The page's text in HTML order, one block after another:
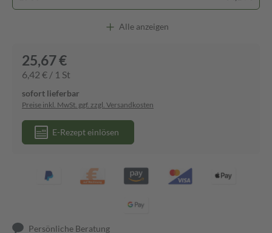
Alle anzeigen
25,67 €
6,42 € / 1 St
sofort lieferbar
Preise inkl. MwSt. ggf. zzgl. Versandkosten
E-Rezept einlösen
Persönliche Beratung